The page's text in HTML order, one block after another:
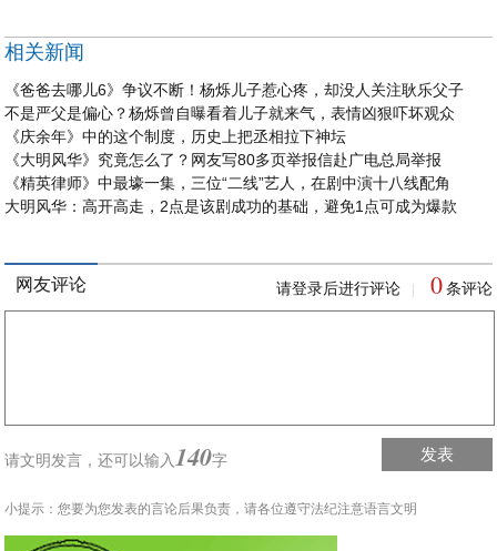
相关新闻
《爸爸去哪儿6》争议不断！杨烁儿子惹心疼，却没人关注耿乐父子
不是严父是偏心？杨烁曾自曝看着儿子就来气，表情凶狠吓坏观众
《庆余年》中的这个制度，历史上把丞相拉下神坛
《大明风华》究竟怎么了？网友写80多页举报信赴广电总局举报
《精英律师》中最壕一集，三位“二线”艺人，在剧中演十八线配角
大明风华：高开高走，2点是该剧成功的基础，避免1点可成为爆款
网友评论 请登录后进行评论 0 条评论
请文明发言，还可以输入 140字 发表
小提示：您要为您发表的言论后果负责，请各位遵守法纪注意语言文明